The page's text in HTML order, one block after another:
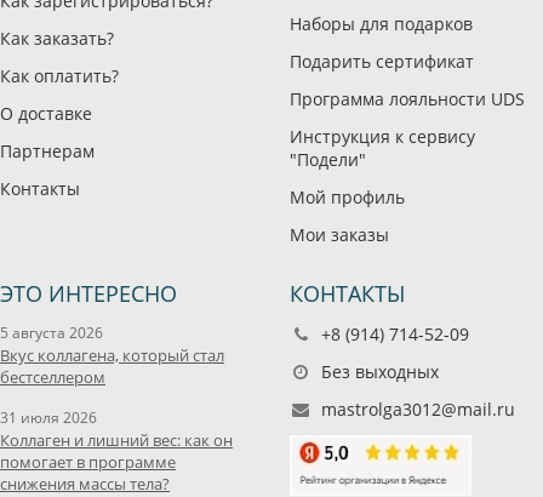
Как заказать?
Как оплатить?
О доставке
Партнерам
Контакты
Наборы для подарков
Подарить сертификат
Программа лояльности UDS
Инструкция к сервису
"Подели"
Мой профиль
Мои заказы
ЭТО ИНТЕРЕСНО
5 августа 2026
Вкус коллагена, который стал
бестселлером
31 июля 2026
Коллаген и лишний вес: как он
помогает в программе
снижения массы тела?
КОНТАКТЫ
+8 (914) 714-52-09
Без выходных
mastrolga3012@mail.ru